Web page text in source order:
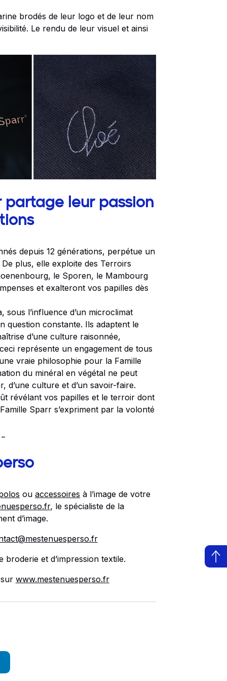
brodés de leur logo et de leur nom
Le rendu de leur visuel et ainsi
partage leur passion
depuis 12 générations, perpétue un
plus, elle exploite des Terroirs
le Sporen, le Mambourg
et exalteront vos papilles dès
l’influence d’un microclimat
question constante. Ils adaptent le
d’une culture raisonnée,
représente un engagement de tous
vraie philosophie pour la Famille
du minéral en végétal ne peut
d’une culture et d’un savoir-faire.
révélant vos papilles et le terroir dont
Sparr s’expriment par la volonté
ouaccessoires à l’image de votre
, le spécialiste de la
d’image.
et d’impression textile.
www.mestenuesperso.fr